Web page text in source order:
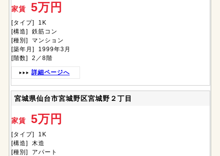
家賃 5万円
[タイプ] 1K
[構造] 鉄筋コン
[種別] マンション
[築年月] 1999年3月
[階数] 2／8階
詳細ページへ
宮城県仙台市宮城野区宮城野２丁目
家賃 5万円
[タイプ] 1K
[構造] 木造
[種別] アパート